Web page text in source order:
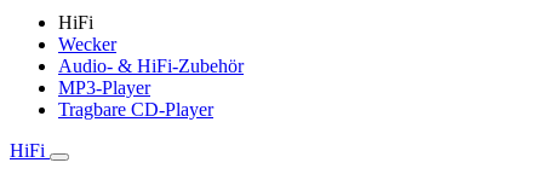
HiFi
Wecker
Audio- & HiFi-Zubehör
MP3-Player
Tragbare CD-Player
HiFi